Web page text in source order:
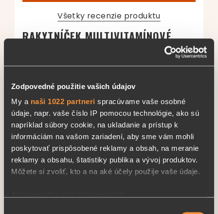
Zodpovedné použitie vašich údajov
My a naši 1022 partneri spracúvame vaše osobné
údaje, napr. vaše číslo IP pomocou technológie, ako sú
napríklad súbory cookie, na ukladanie a prístup k
informáciám na vašom zariadení, aby sme vám mohli
poskytovať prispôsobené reklamy a obsah, na meranie
reklamy a obsahu, štatistiky publika a vývoj produktov.
Môžete si zvoliť, kto a na aké účely použije vaše údaje.
Všetky recenzie produktu
RAKYTNÍČEK MULTIVITAMÍNOVÉ
SAMUEL
8.11.2023
je to chutné
Ohodnotiť recenziu:
Užitočná (8 ) Zbytočná (3)